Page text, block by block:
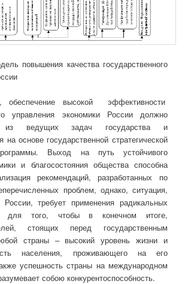
повышения качества государственного
обеспечение высокой эффективности
управления экономики России должно
ведущих задач государства и
на основе государственной стратегической
Выход на путь устойчивого
и благосостояния общества способна
рекомендаций, разработанных по
проблем, однако, ситуация,
требует применения радикальных
для того, чтобы в конечном итоге,
стоящих перед государственным
страны – высокий уровень жизни и
населения, проживающего на его
успешность страны на международном
собою конкурентоспособность.